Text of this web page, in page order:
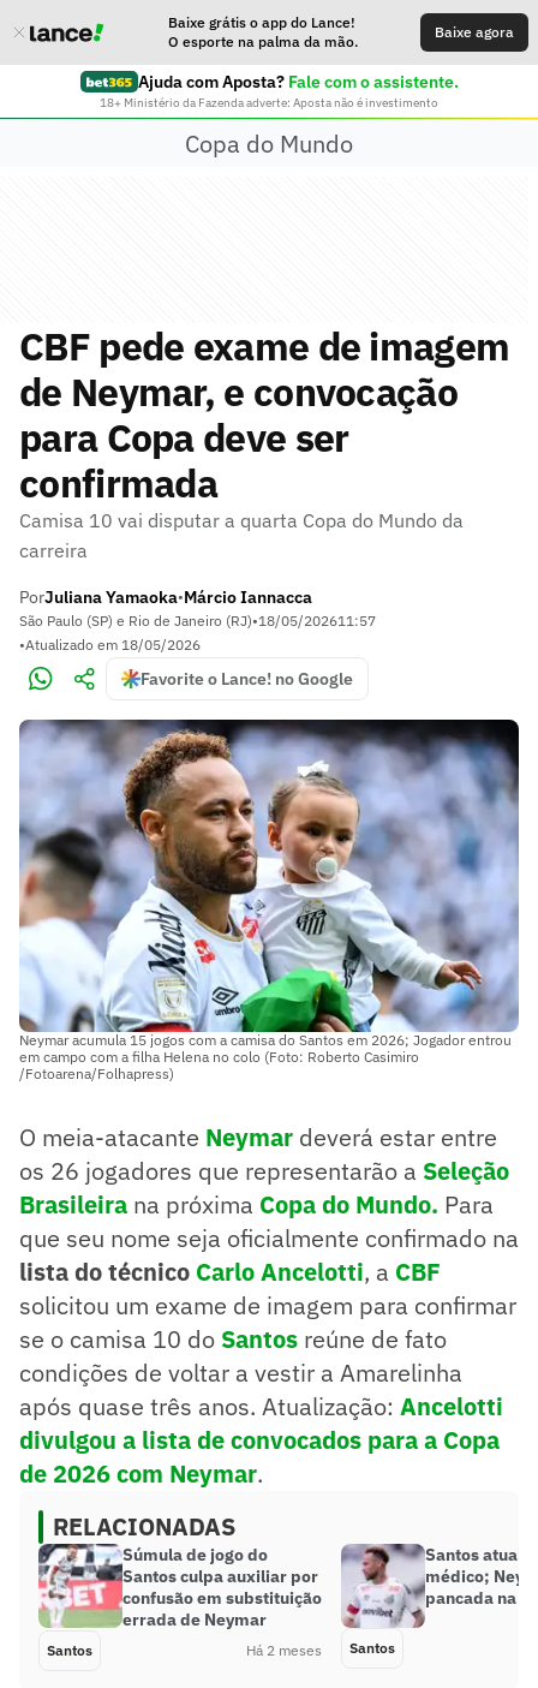
Baixe grátis o app do Lance!
O esporte na palma da mão.
Baixe agora
Ajuda com Aposta? Fale com o assistente.
18+ Ministério da Fazenda adverte: Aposta não é investimento
Copa do Mundo
CBF pede exame de imagem
de Neymar, e convocação
para Copa deve ser
confirmada
Camisa 10 vai disputar a quarta Copa do Mundo da
carreira
PorJuliana Yamaoka•Márcio Iannacca
São Paulo (SP) e Rio de Janeiro (RJ)•18/05/202611:57
•Atualizado em 18/05/2026
Favorite o Lance! no Google
Neymar acumula 15 jogos com a camisa do Santos em 2026; Jogador entrou
em campo com a filha Helena no colo (Foto: Roberto Casimiro
/Fotoarena/Folhapress)
O meia-atacante Neymar deverá estar entre
os 26 jogadores que representarão a Seleção
Brasileira na próxima Copa do Mundo. Para
que seu nome seja oficialmente confirmado na
lista do técnico Carlo Ancelotti, a CBF
solicitou um exame de imagem para confirmar
se o camisa 10 do Santos reúne de fato
condições de voltar a vestir a Amarelinha
após quase três anos. Atualização: Ancelotti
divulgou a lista de convocados para a Copa
de 2026 com Neymar.
RELACIONADAS
Súmula de jogo do
Santos culpa auxiliar por
confusão em substituição
errada de Neymar
Santos Há 2 meses
Santos
médico;
pancada na
Santos